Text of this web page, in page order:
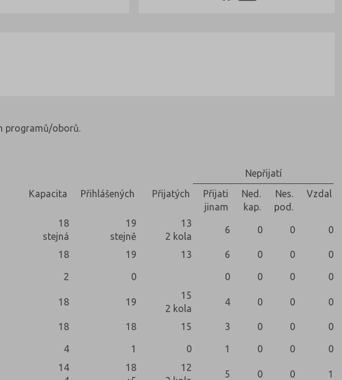
programů/oborů.
Nepřijatí
Kapacita Přihlášených Přijatých
Přijati
jinam
Ned.
kap.
Nes.
pod.
Vzdal
18
stejná
19
stejně
13
2 kola
6 0 0 0
18 19 13 6 0 0 0
2 0 0 0 0 0
18 19
15
2 kola
4 0 0 0
18 18 15 3 0 0 0
4 1 0 1 0 0 0
14
18
12
5 0 0 1